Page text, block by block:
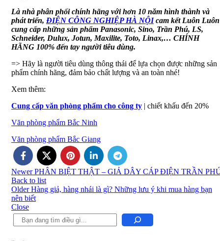
Là nhà phân phối chính hãng với hơn 10 năm hình thành và
phát triển, ĐIỆN CÔNG NGHIỆP HÀ NỘIcam kết Luôn Luôn
cung cấp những sản phẩm Panasonic, Sino, Trần Phú, LS,
Schneider, Dulux, Jotun, Maxilite, Toto, Linax,… CHÍNH
HÃNG 100% đến tay người tiêu dùng.
=> Hãy là người tiêu dùng thông thái để lựa chọn được những sản
phẩm chính hãng, đảm bảo chất lượng và an toàn nhé!
Xem thêm:
Cung cấp văn phòng phẩm cho công ty | chiết khấu đến 20%
Văn phòng phẩm Bắc Ninh
Văn phòng phẩm Bắc Giang
Newer PHÂN BIỆT THẬT – GIẢ DÂY CÁP ĐIỆN TRẦN
Back to list
Older Hàng giả, hàng nhái là gì? Những lưu ý khi mua hàng bạn
nên biết
Close